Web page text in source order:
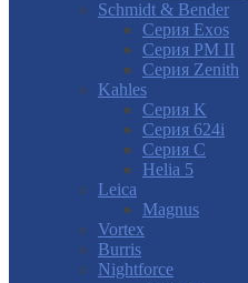
Schmidt & Bender
Серия Exos
Серия PM II
Cерия Zenith
Kahles
Серия K
Серия 624i
Серия С
Helia 5
Leica
Magnus
Vortex
Burris
Nightforce